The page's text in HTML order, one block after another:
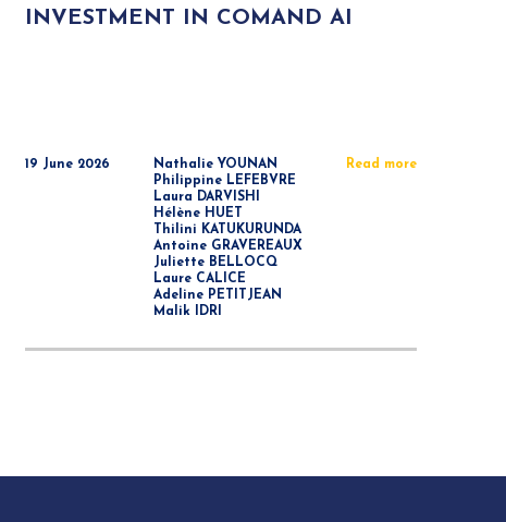
INVESTMENT IN COMAND AI
19 June 2026
Nathalie YOUNAN
Philippine LEFEBVRE
Laura DARVISHI
Hélène HUET
Thilini KATUKURUNDA
Antoine GRAVEREAUX
Juliette BELLOCQ
Laure CALICE
Adeline PETITJEAN
Malik IDRI
Read more